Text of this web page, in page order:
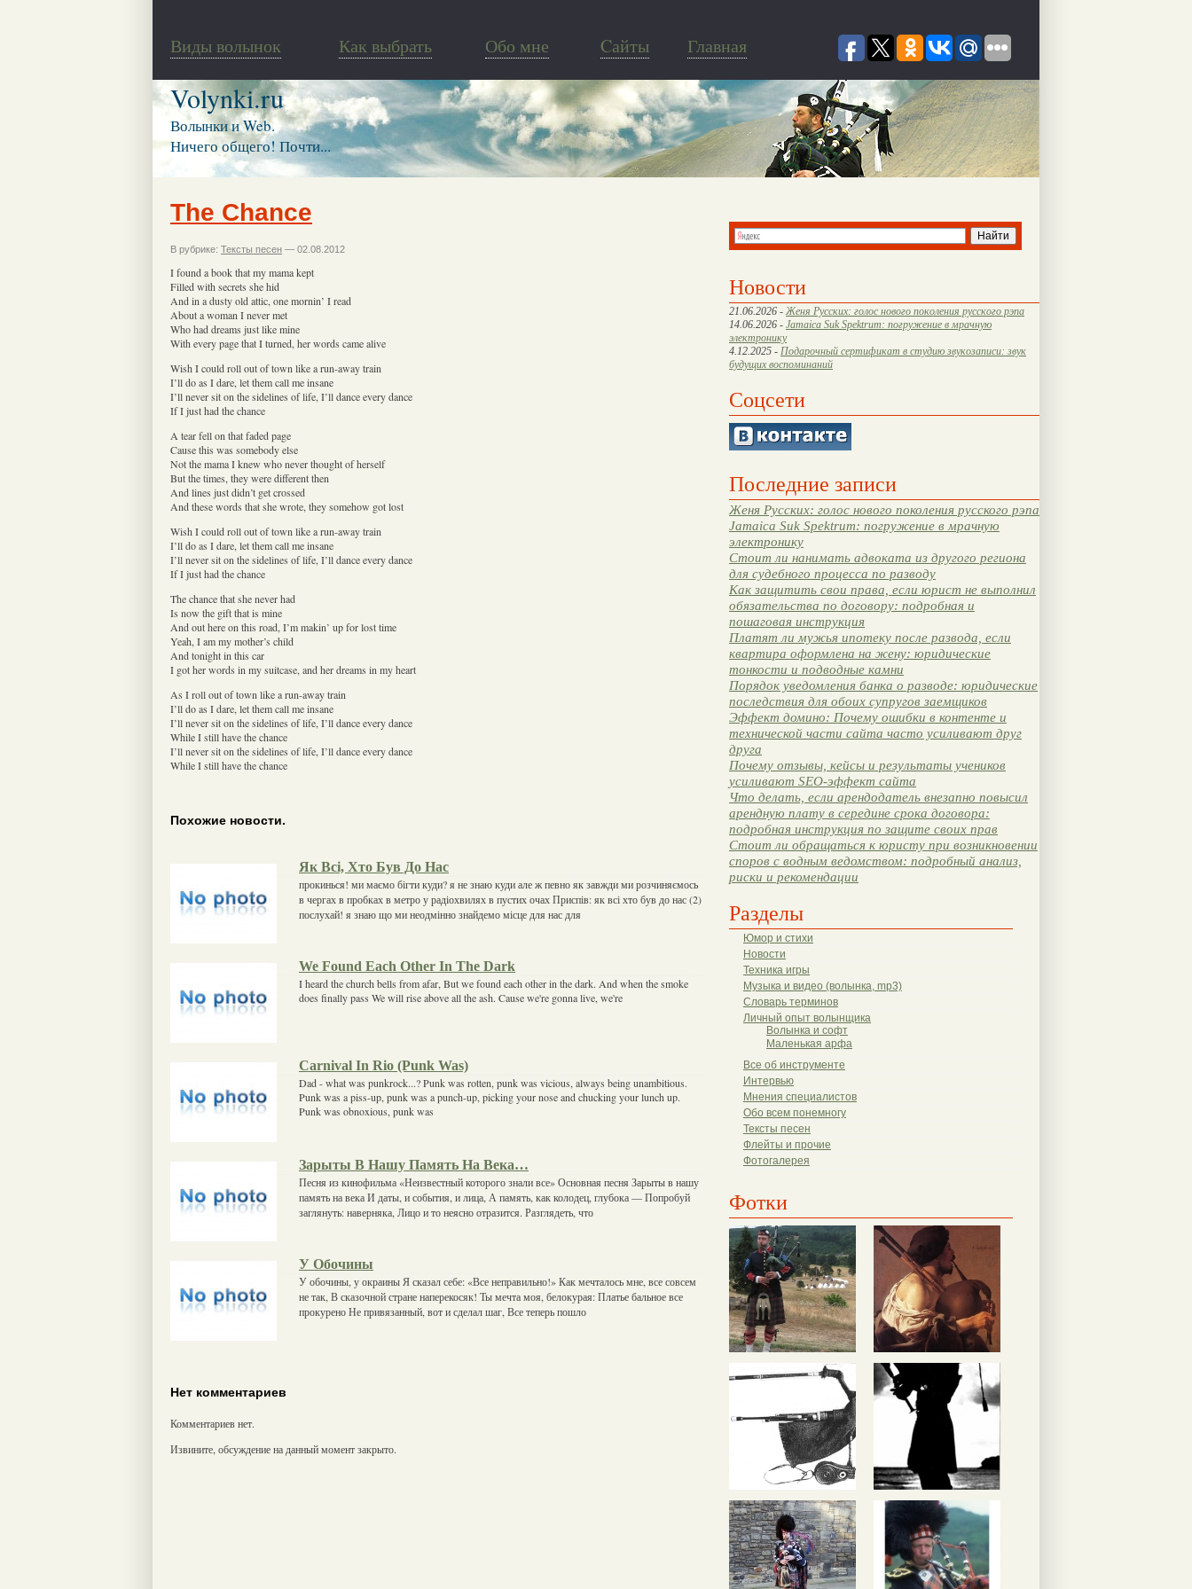
Виды волынок Как выбрать Обо мне Cайты Главная
Volynki.ru
Волынки и Web.
Ничего общего! Почти...
Новости
21.06.2026 - Женя Русских: голос нового поколения русского рэпа
14.06.2026 - Jamaica Suk Spektrum: погружение в мрачную
электронику
4.12.2025 - Подарочный сертификат в студию звукозаписи: звук
будущих воспоминаний
Соцсети
Последние записи
Женя Русских: голос нового поколения русского рэпа
Jamaica Suk Spektrum: погружение в мрачную
электронику
Стоит ли нанимать адвоката из другого региона
для судебного процесса по разводу
Как защитить свои права, если юрист не выполнил
обязательства по договору: подробная и
пошаговая инструкция
Платят ли мужья ипотеку после развода, если
квартира оформлена на жену: юридические
тонкости и подводные камни
Порядок уведомления банка о разводе: юридические
последствия для обоих супругов заемщиков
Эффект домино: Почему ошибки в контенте и
технической части сайта часто усиливают друг
друга
Почему отзывы, кейсы и результаты учеников
усиливают SEO-эффект сайта
Что делать, если арендодатель внезапно повысил
арендную плату в середине срока договора:
подробная инструкция по защите своих прав
Стоит ли обращаться к юристу при возникновении
споров с водным ведомством: подробный анализ,
риски и рекомендации
Разделы
Юмор и стихи
Новости
Техника игры
Музыка и видео (волынка, mp3)
Словарь терминов
Личный опыт волынщика
Волынка и софт
Маленькая арфа
Все об инструменте
Интервью
Мнения специалистов
Обо всем понемногу
Тексты песен
Флейты и прочие
Фотогалерея
Фотки
The Chance
В рубрике: Тексты песен — 02.08.2012
I found a book that my mama kept
Filled with secrets she hid
And in a dusty old attic, one mornin’ I read
About a woman I never met
Who had dreams just like mine
With every page that I turned, her words came alive
Wish I could roll out of town like a run-away train
I’ll do as I dare, let them call me insane
I’ll never sit on the sidelines of life, I’ll dance every dance
If I just had the chance
A tear fell on that faded page
Cause this was somebody else
Not the mama I knew who never thought of herself
But the times, they were different then
And lines just didn’t get crossed
And these words that she wrote, they somehow got lost
Wish I could roll out of town like a run-away train
I’ll do as I dare, let them call me insane
I’ll never sit on the sidelines of life, I’ll dance every dance
If I just had the chance
The chance that she never had
Is now the gift that is mine
And out here on this road, I’m makin’ up for lost time
Yeah, I am my mother’s child
And tonight in this car
I got her words in my suitcase, and her dreams in my heart
As I roll out of town like a run-away train
I’ll do as I dare, let them call me insane
I’ll never sit on the sidelines of life, I’ll dance every dance
While I still have the chance
I’ll never sit on the sidelines of life, I’ll dance every dance
While I still have the chance
Похожие новости.
Як Всі, Хто Був До Нас
прокинься! ми маємо бігти куди? я не знаю куди але ж певно як завжди ми розчиняємось
в чергах в пробках в метро у радіохвилях в пустих очах Приспів: як всі хто був до нас (2)
послухай! я знаю що ми неодмінно знайдемо місце для нас для
We Found Each Other In The Dark
I heard the church bells from afar, But we found each other in the dark. And when the smoke
does finally pass We will rise above all the ash. Cause we're gonna live, we're
Carnival In Rio (Punk Was)
Dad - what was punkrock...? Punk was rotten, punk was vicious, always being unambitious.
Punk was a piss-up, punk was a punch-up, picking your nose and chucking your lunch up.
Punk was obnoxious, punk was
Зарыты В Нашу Память На Века…
Песня из кинофильма «Неизвестный которого знали все» Основная песня Зарыты в нашу
память на века И даты, и события, и лица, А память, как колодец, глубока — Попробуй
заглянуть: наверняка, Лицо и то неясно отразится. Разглядеть, что
У Обочины
У обочины, у окраины Я сказал себе: «Все неправильно!» Как мечталось мне, все совсем
не так, В сказочной стране наперекосяк! Ты мечта моя, белокурая: Платье бальное все
прокурено Не привязанный, вот и сделал шаг, Все теперь пошло
Нет комментариев
Комментариев нет.
Извините, обсуждение на данный момент закрыто.